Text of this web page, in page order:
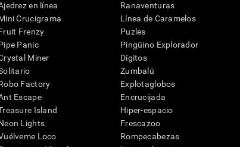
en línea
Crucigrama
Frenzy
Panic
Miner
Factory
Escape
Island
Lights
Loco
Ranaventuras
Línea de Caramelos
Puzles
Pingüino Explorador
Dígitos
Zumbalú
Explotaglobos
Encrucijada
Hiper-espacio
Frescazoo
Rompecabezas